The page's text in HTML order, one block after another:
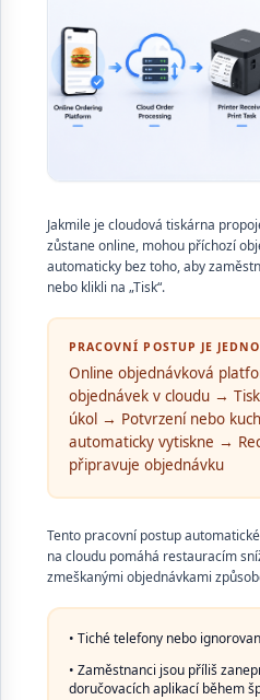
Jakmile je cloudová tiskárna
zůstane online, mohou příchozí
automaticky bez toho, aby
nebo klikli na „Tisk“.
PRACOVNÍ POSTUP JE
Online objednávková
objednávek v cloudu →
úkol → Potvrzení nebo
automaticky vytiskne →
připravuje objednávku
Tento pracovní postup
na cloudu pomáhá restauracím
zmeškanými objednávkami
• Tiché telefony nebo
• Zaměstnanci jsou příliš
doručovacích aplikací během